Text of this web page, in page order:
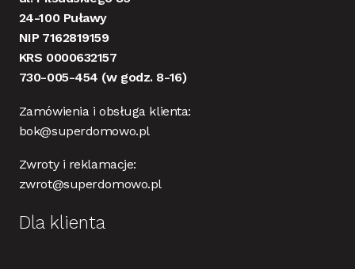
24-100 Puławy
NIP 7162819159
KRS 0000632157
730-005-454 (w godz. 8-16)
Zamówienia i obsługa klienta:
bok@superdomowo.pl
Zwroty i reklamacje:
zwrot@superdomowo.pl
Dla klienta